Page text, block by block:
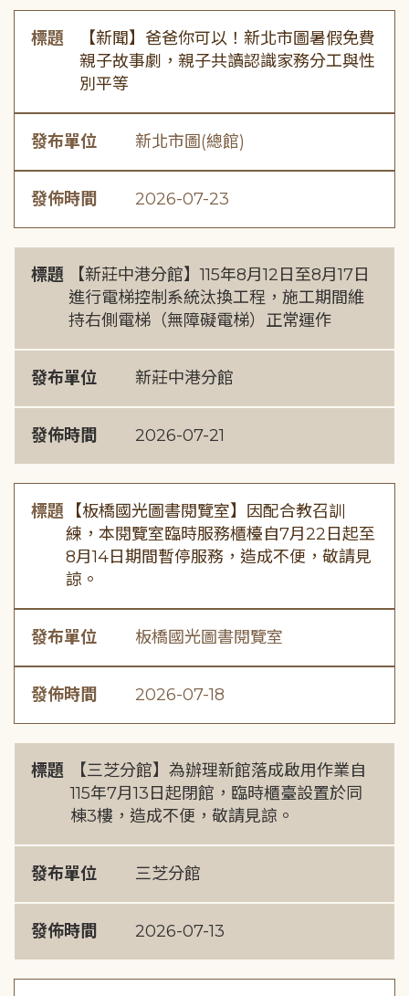
標題
【新聞】爸爸你可以！新北市圖暑假免費
親子故事劇，親子共讀認識家務分工與性
別平等
發布單位 新北市圖(總館)
發佈時間 2026-07-23
標題
【新莊中港分館】115年8月12日至8月17日
進行電梯控制系統汰換工程，施工期間維
持右側電梯（無障礙電梯）正常運作
發布單位 新莊中港分館
發佈時間 2026-07-21
標題
【板橋國光圖書閱覽室】因配合教召訓
練，本閱覽室臨時服務櫃檯自7月22日起至
8月14日期間暫停服務，造成不便，敬請見
諒。
發布單位 板橋國光圖書閱覽室
發佈時間 2026-07-18
標題
【三芝分館】為辦理新館落成啟用作業自
115年7月13日起閉館，臨時櫃臺設置於同
棟3樓，造成不便，敬請見諒。
發布單位 三芝分館
發佈時間 2026-07-13